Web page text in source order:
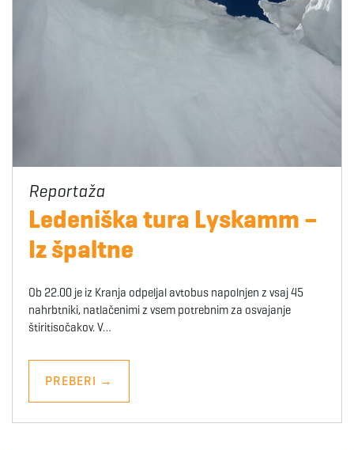
Ledeniška tura Lyskamm –
Iz špaltne
Ob 22.00 je iz Kranja odpeljal avtobus napolnjen z vsaj 45
nahrbtniki, natlačenimi z vsem potrebnim za osvajanje
štiritisočakov. V…
PREBERI →